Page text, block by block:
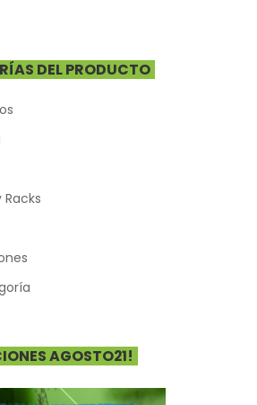
$28.000
DEL PRODUCTO
AGOSTO21!